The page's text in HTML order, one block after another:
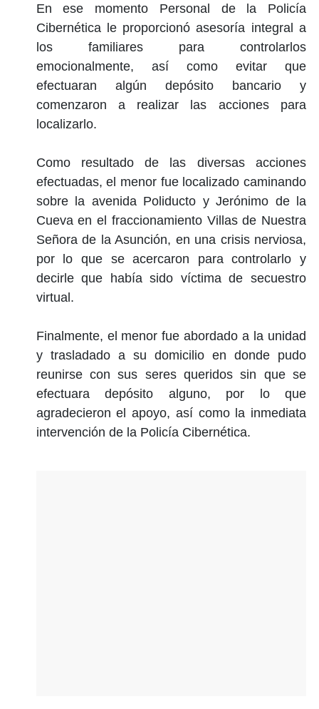
En ese momento Personal de la Policía
Cibernética le proporcionó asesoría integral a
los familiares para controlarlos
emocionalmente, así como evitar que
efectuaran algún depósito bancario y
comenzaron a realizar las acciones para
localizarlo.
Como resultado de las diversas acciones
efectuadas, el menor fue localizado caminando
sobre la avenida Poliducto y Jerónimo de la
Cueva en el fraccionamiento Villas de Nuestra
Señora de la Asunción, en una crisis nerviosa,
por lo que se acercaron para controlarlo y
decirle que había sido víctima de secuestro
virtual.
Finalmente, el menor fue abordado a la unidad
y trasladado a su domicilio en donde pudo
reunirse con sus seres queridos sin que se
efectuara depósito alguno, por lo que
agradecieron el apoyo, así como la inmediata
intervención de la Policía Cibernética.